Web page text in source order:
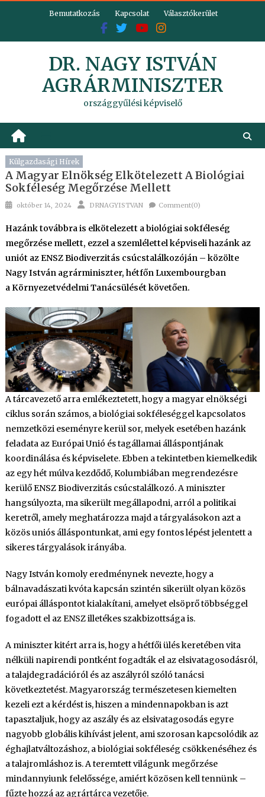
Bemutatkozás Kapcsolat Választókerület
DR. NAGY ISTVÁN
AGRÁRMINISZTER
országgyűlési képviselő
Külgazdasági Hírek
A Magyar Elnökség Elkötelezett A Biológiai
Sokféleség Megőrzése Mellett
Posted
október 14, 2024 Author
DRNAGYISTVAN Comment(0)
Hazánk továbbra is elkötelezett a biológiai sokféleség
megőrzése mellett, ezzel a szemlélettel képviseli hazánk az
uniót azENSZ Biodiverzitás csúcstalálkozóján– közölte
Nagy István agrárminiszter, hétfőn Luxembourgban
aKörnyezetvédelmi Tanácsülését követően.
A tárcavezető arra emlékeztetett, hogy a magyar elnökségi
ciklus során számos, a biológiai sokféleséggel kapcsolatos
nemzetközi eseményre kerül sor, melyek esetében hazánk
feladata az Európai Unió és tagállamai álláspontjának
koordinálása és képviselete. Ebben a tekintetben kiemelkedik
az egy hét múlva kezdődő, Kolumbiában megrendezésre
kerülő ENSZ Biodiverzitás csúcstalálkozó. A miniszter
hangsúlyozta, ma sikerült megállapodni, arról a politikai
keretről, amely meghatározza majd a tárgyalásokon azt a
közös uniós álláspontunkat, ami egy fontos lépést jelentett a
sikeres tárgyalások irányába.
Nagy István komoly eredménynek nevezte, hogy a
bálnavadászati kvóta kapcsán szintén sikerült olyan közös
európai álláspontot kialakítani, amelyet elsöprő többséggel
fogadott el az ENSZ illetékes szakbizottsága is.
A miniszter kitért arra is, hogy a hétfői ülés keretében vita
nélküli napirendi pontként fogadták el az elsivatagosodásról,
a talajdegradációról és az aszályról szóló tanácsi
következtetést. Magyarország természetesen kiemelten
kezeli ezt a kérdést is, hiszen a mindennapokban is azt
tapasztaljuk, hogy az aszály és az elsivatagosodás egyre
nagyobb globális kihívást jelent, ami szorosan kapcsolódik az
éghajlatváltozáshoz, a biológiai sokféleség csökkenéséhez és
a talajromláshoz is. A teremtett világunk megőrzése
mindannyiunk felelőssége, amiért közösen kell tennünk –
fűzte hozzá az agrártárca vezetője.